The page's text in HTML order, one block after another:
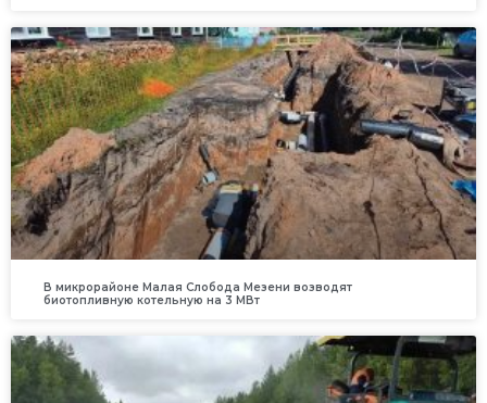
В микрорайоне Малая Слобода Мезени возводят
биотопливную котельную на 3 МВт